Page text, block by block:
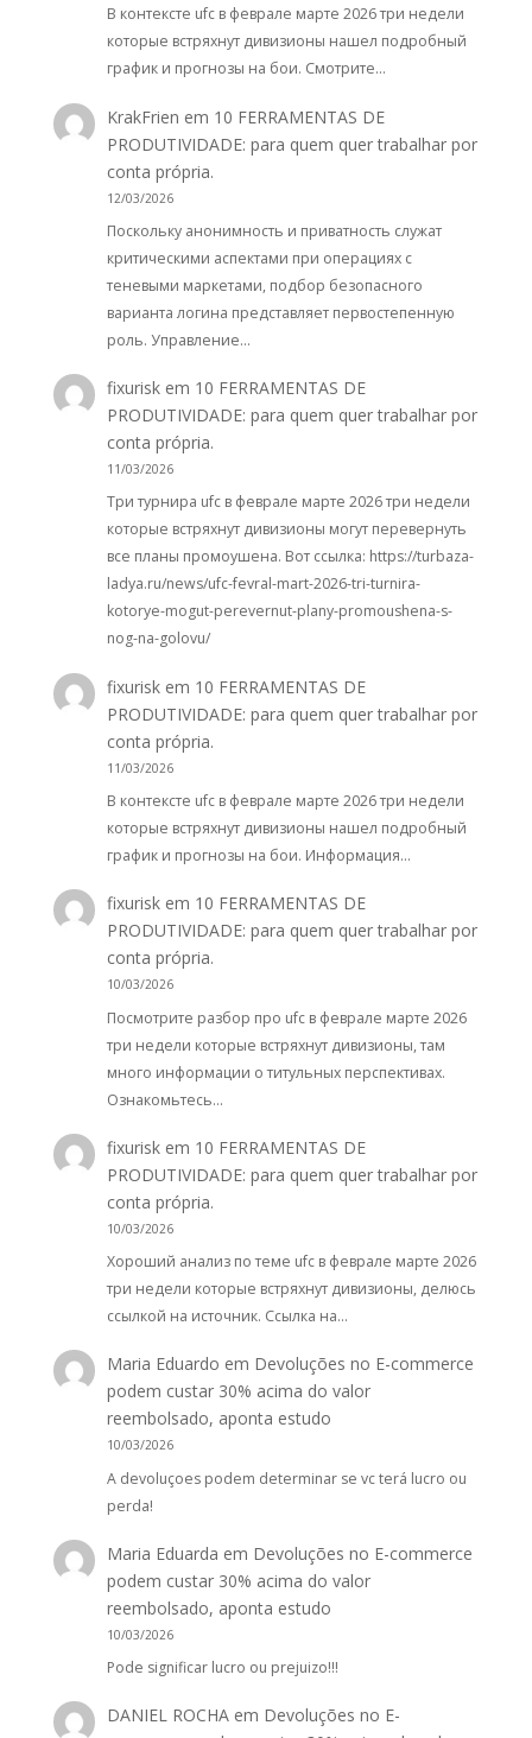
В контексте ufc в феврале марте 2026 три недели
которые встряхнут дивизионы нашел подробный
график и прогнозы на бои. Смотрите…
KrakFrien em 10 FERRAMENTAS DE
PRODUTIVIDADE: para quem quer trabalhar por
conta própria.
12/03/2026
Поскольку анонимность и приватность служат
критическими аспектами при операциях с
теневыми маркетами, подбор безопасного
варианта логина представляет первостепенную
роль. Управление…
fixurisk em 10 FERRAMENTAS DE
PRODUTIVIDADE: para quem quer trabalhar por
conta própria.
11/03/2026
Три турнира ufc в феврале марте 2026 три недели
которые встряхнут дивизионы могут перевернуть
все планы промоушена. Вот ссылка: https://turbaza-
ladya.ru/news/ufc-fevral-mart-2026-tri-turnira-
kotorye-mogut-perevernut-plany-promoushena-s-
nog-na-golovu/
fixurisk em 10 FERRAMENTAS DE
PRODUTIVIDADE: para quem quer trabalhar por
conta própria.
11/03/2026
В контексте ufc в феврале марте 2026 три недели
которые встряхнут дивизионы нашел подробный
график и прогнозы на бои. Информация…
fixurisk em 10 FERRAMENTAS DE
PRODUTIVIDADE: para quem quer trabalhar por
conta própria.
10/03/2026
Посмотрите разбор про ufc в феврале марте 2026
три недели которые встряхнут дивизионы, там
много информации о титульных перспективах.
Ознакомьтесь…
fixurisk em 10 FERRAMENTAS DE
PRODUTIVIDADE: para quem quer trabalhar por
conta própria.
10/03/2026
Хороший анализ по теме ufc в феврале марте 2026
три недели которые встряхнут дивизионы, делюсь
ссылкой на источник. Ссылка на…
Maria Eduardo em Devoluções no E-commerce
podem custar 30% acima do valor
reembolsado, aponta estudo
10/03/2026
A devoluçoes podem determinar se vc terá lucro ou
perda!
Maria Eduarda em Devoluções no E-commerce
podem custar 30% acima do valor
reembolsado, aponta estudo
10/03/2026
Pode significar lucro ou prejuizo!!!
DANIEL ROCHA em Devoluções no E-